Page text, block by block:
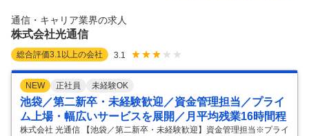
金融（銀行／生損保／証券） ・公共（官公庁／財団法人／行政） ・製造
（機械／電機／自動車／エンタメ／建設） ・流通・サービス（小売／物
…
通信・キャリア業界の求人
株式会社光通信
総合評価3.1 以上の会社 3.1
NEW 正社員 未経験OK
池袋／第二新卒・未経験歓迎／資金管理担当／プライ
ム上場・幅広いサービスを展開／月平均残業16時間程
株式会社 光通信 【池袋／第二新卒・未経験歓迎】資金管理担当※プライ